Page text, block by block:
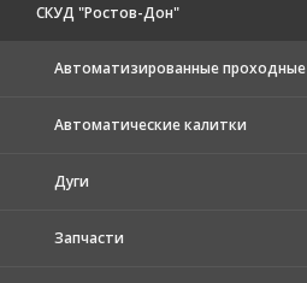
СКУД "Ростов-Дон"
Автоматизированные проходные
Автоматические калитки
Дуги
Запчасти